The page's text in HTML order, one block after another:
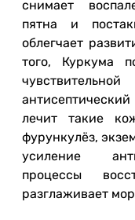
снимает
пятна и
облегчает
того, Куркума
лечит такие
фурункулёз,
усиление
процессы
разглаживает